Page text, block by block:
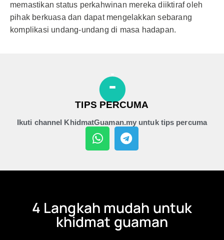
memastikan status perkahwinan mereka diiktiraf oleh
pihak berkuasa dan dapat mengelakkan sebarang
komplikasi undang-undang di masa hadapan.
TIPS PERCUMA
Ikuti channel KhidmatGuaman.my untuk tips percuma
4 Langkah mudah untuk
khidmat guaman